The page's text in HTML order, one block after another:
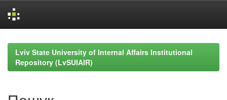
navigationLviv State University of Internal Affairs Institutional
Repository (LvSUIAIR)